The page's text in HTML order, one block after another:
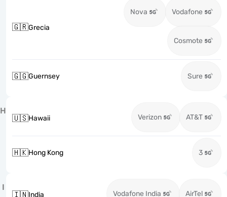
🇬🇷Grecia
Nova Vodafone
Cosmote
🇬🇬Guernsey Sure
H
🇺🇸Hawaii Verizon AT&T
🇭🇰Hong Kong 3
I
🇮🇳India Vodafone India AirTel